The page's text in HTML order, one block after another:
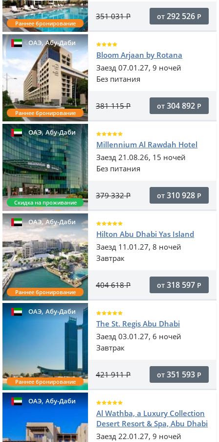
Раннее бронирование
351 031Р от 292 526 Р
ОАЭ,Абу-Даби
Раннее бронирование
Bloom Arjaan by Rotana
Заезд 07.01.27, 9 ночей
Без питания
381 115Р от 304 892 Р
ОАЭ, Абу-Даби
Скидка на проживание
Millennium Al Rawdah Hotel
Заезд 21.08.26, 15 ночей
Без питания
379 332Р от 310 928 Р
ОАЭ,Абу-Даби
Раннее бронирование
Hilton Abu Dhabi Yas Island
Заезд 11.01.27, 8 ночей
Завтрак
404 618Р от 318 597 Р
ОАЭ,Абу-Даби
Раннее бронирование
The St. Regis Abu Dhabi
Заезд 03.01.27, 6 ночей
Завтрак
421 911Р от 351 593 Р
ОАЭ,Абу-Даби
Al Wathba, a Luxury Collection
Desert Resort & Spa, Abu Dhabi
Заезд 22.01.27, 9 ночей